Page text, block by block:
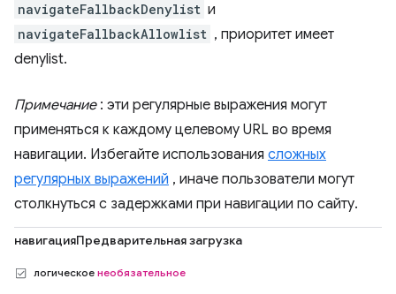
navigateFallbackDenylist и
navigateFallbackAllowlist , приоритет имеет
denylist.
Примечание: эти регулярные выражения могут
применяться к каждому целевому URL во время
навигации. Избегайте использования сложных
регулярных выражений , иначе пользователи могут
столкнуться с задержками при навигации по сайту.
навигацияПредварительная загрузка
логическое необязательное